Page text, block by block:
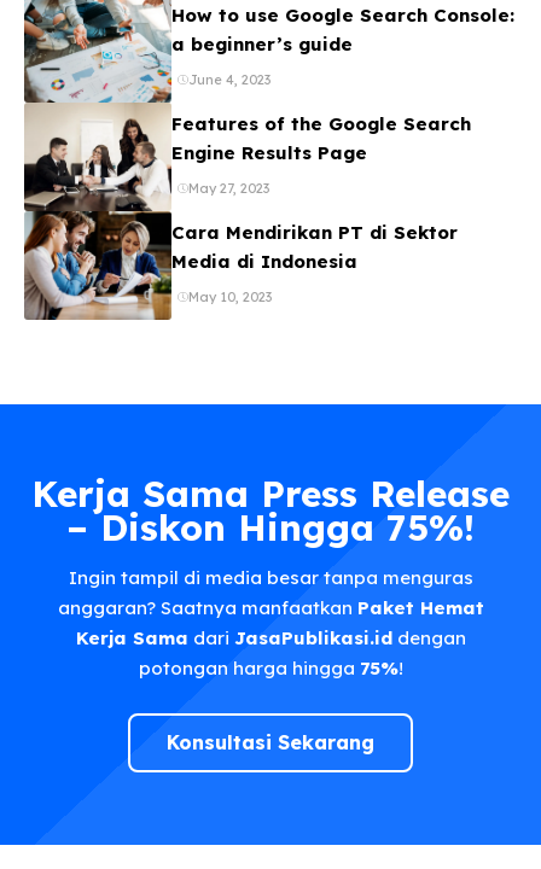
How to use Google Search Console:
a beginner’s guide
June 4, 2023
Features of the Google Search
Engine Results Page
May 27, 2023
Cara Mendirikan PT di Sektor
Media di Indonesia
May 10, 2023
Kerja Sama Press Release
– Diskon Hingga 75%!
Ingin tampil di media besar tanpa menguras
anggaran? Saatnya manfaatkan Paket Hemat
Kerja Sama dari JasaPublikasi.iddengan
potongan harga hingga 75%!
Konsultasi Sekarang